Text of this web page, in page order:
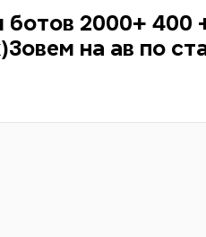
ботов 2000+ 400
на ав по